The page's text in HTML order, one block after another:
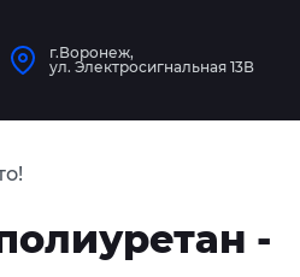
г.Воронеж,
ул. Электросигнальная 13В
-